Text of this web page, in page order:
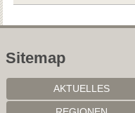
Sitemap
AKTUELLES